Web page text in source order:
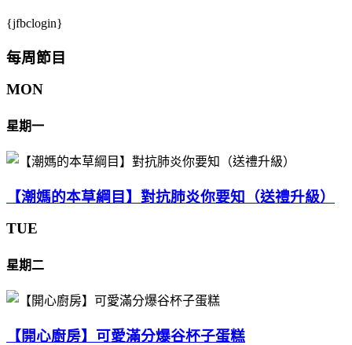
{jfbclogin}
每周節目
MON
星期一
【潮媽的本草綱目】對抗肺炎你要知（送禮升級）
TUE
星期二
【開心廚房】可愛滿分爆谷杯子蛋糕